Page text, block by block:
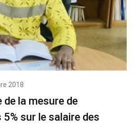
2018
de la mesure de
sur le salaire des